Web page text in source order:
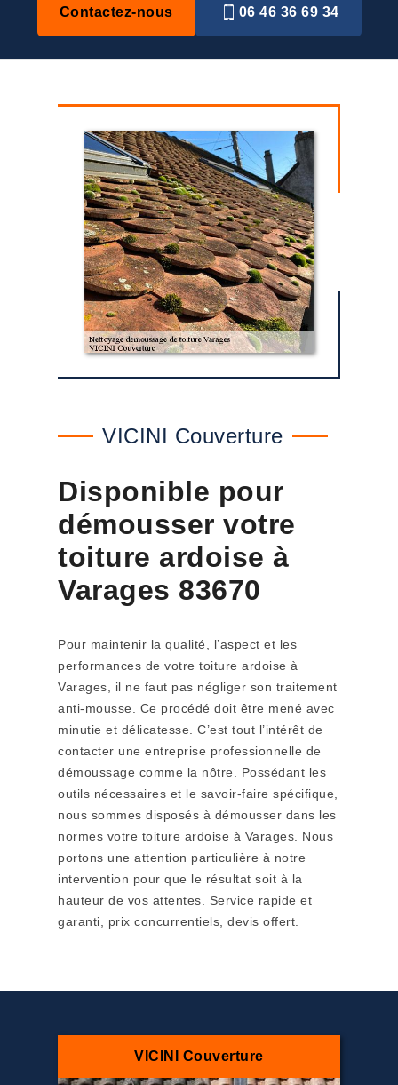
Contactez-nous 06 46 36 69 34
VICINI Couverture
Disponible pour
démousser votre
toiture ardoise à
Varages 83670
Pour maintenir la qualité, l’aspect et les
performances de votre toiture ardoise à
Varages, il ne faut pas négliger son traitement
anti-mousse. Ce procédé doit être mené avec
minutie et délicatesse. C’est tout l’intérêt de
contacter une entreprise professionnelle de
démoussage comme la nôtre. Possédant les
outils nécessaires et le savoir-faire spécifique,
nous sommes disposés à démousser dans les
normes votre toiture ardoise à Varages. Nous
portons une attention particulière à notre
intervention pour que le résultat soit à la
hauteur de vos attentes. Service rapide et
garanti, prix concurrentiels, devis offert.
VICINI Couverture